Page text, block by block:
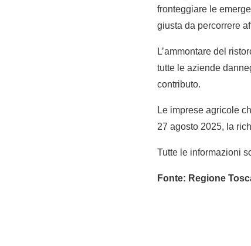
fronteggiare le
giusta da percorrere
L’ammontare del
tutte le aziende
contributo.
Le imprese agricole
27 agosto 2025, la
Tutte le informazioni
Fonte: Regione